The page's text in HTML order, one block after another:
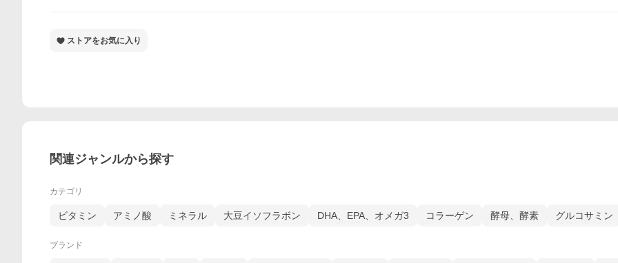
ストアをお気に入り
関連ジャンルから探す
カテゴリ
ビタミン アミノ酸 ミネラル 大豆イソフラボン DHA、EPA、オメガ3 コラーゲン 酵母、酵素 グルコサミン
ブランド